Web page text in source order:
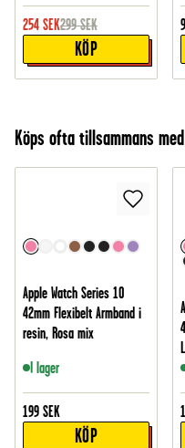
254 SEK299 SEK
KÖP
Köps ofta tillsammans med
Apple Watch Series 10
42mm Flexibelt Armband i
resin, Rosa mix
I lager
199 SEK
KÖP